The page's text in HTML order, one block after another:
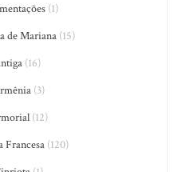
(1)
de Mariana(15)
(16)
(3)
(12)
Francesa(120)